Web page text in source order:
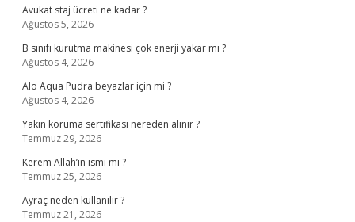
Avukat staj ücreti ne kadar ?
Ağustos 5, 2026
B sınıfı kurutma makinesi çok enerji yakar mı ?
Ağustos 4, 2026
Alo Aqua Pudra beyazlar için mi ?
Ağustos 4, 2026
Yakın koruma sertifikası nereden alınır ?
Temmuz 29, 2026
Kerem Allah’ın ismi mi ?
Temmuz 25, 2026
Ayraç neden kullanılır ?
Temmuz 21, 2026